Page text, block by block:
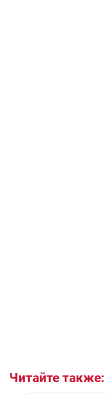
Читайте также: